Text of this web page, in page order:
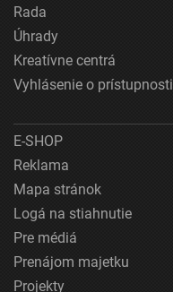
Rada
Úhrady
Kreatívne centrá
Vyhlásenie o prístupnosti
E-SHOP
Reklama
Mapa stránok
Logá na stiahnutie
Pre médiá
Prenájom majetku
Projekty